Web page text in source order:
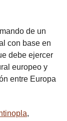
de un
con base en
debe ejercer
europeo y
entre Europa
,